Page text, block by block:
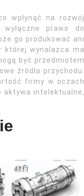
wpłynąć na rozwój
prawo do
go produkować ani
której wynalazca ma
być przedmiotem
źródła przychodu.
firmy w oczach
aktywa intelektualne,